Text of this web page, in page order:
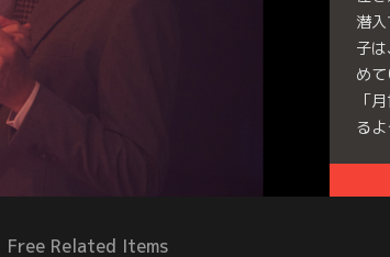
潜
子
め
「
る
Free Related Items